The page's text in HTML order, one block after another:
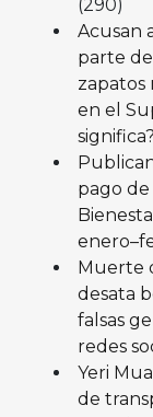
(290)
Acusan
parte
zapatos
en el
significa?
pago de
Muerte
desata
falsas
redes
Yeri
de